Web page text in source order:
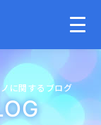
ノに関するブログ